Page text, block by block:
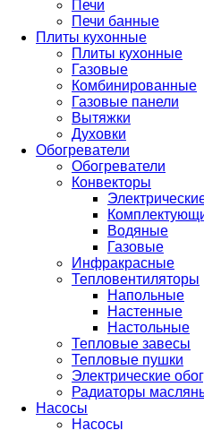
Печи
Печи банные
Плиты кухонные
Плиты кухонные
Газовые
Комбинированные
Газовые панели
Вытяжки
Духовки
Обогреватели
Обогреватели
Конвекторы
Водяные
Газовые
Инфракрасные
Тепловентиляторы
Напольные
Настенные
Настольные
Тепловые завесы
Тепловые пушки
Электрические
Радиаторы
Насосы
Насосы